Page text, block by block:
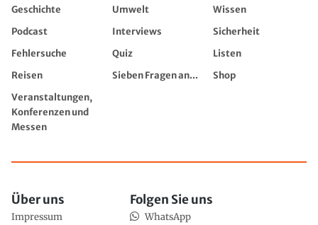
Geschichte Umwelt
Wissen
Podcast
Interviews
Sicherheit
Fehlersuche
Quiz
Listen
Reisen
Sieben Fragen an...
Shop
Veranstaltungen,
Konferenzen und
Messen
Über uns
Impressum
Folgen Sie uns
WhatsApp